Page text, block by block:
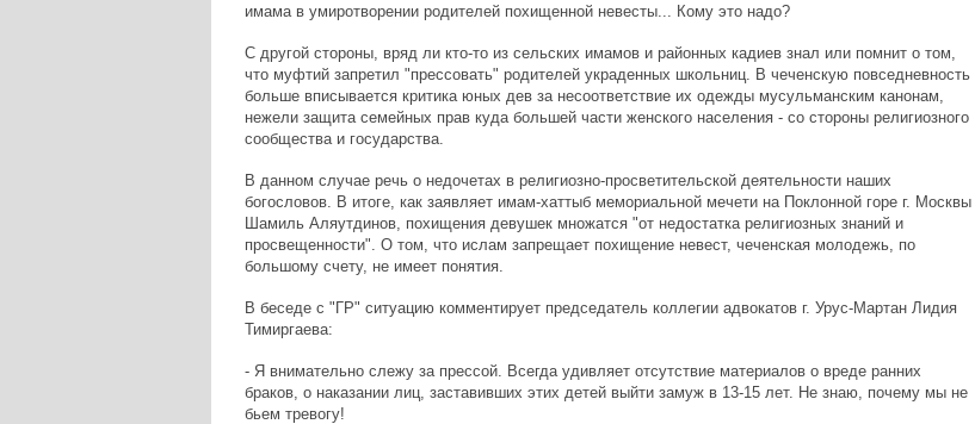
имама в умиротворении родителей похищенной невесты... Кому это надо?
С другой стороны, вряд ли кто-то из сельских имамов и районных кадиев знал или помнит о том,
что муфтий запретил "прессовать" родителей украденных школьниц. В чеченскую повседневность
больше вписывается критика юных дев за несоответствие их одежды мусульманским канонам,
нежели защита семейных прав куда большей части женского населения - со стороны религиозного
сообщества и государства.
В данном случае речь о недочетах в религиозно-просветительской деятельности наших
богословов. В итоге, как заявляет имам-хаттыб мемориальной мечети на Поклонной горе г. Москвы
Шамиль Аляутдинов, похищения девушек множатся "от недостатка религиозных знаний и
просвещенности". О том, что ислам запрещает похищение невест, чеченская молодежь, по
большому счету, не имеет понятия.
В беседе с "ГР" ситуацию комментирует председатель коллегии адвокатов г. Урус-Мартан Лидия
Тимиргаева:
- Я внимательно слежу за прессой. Всегда удивляет отсутствие материалов о вреде ранних
браков, о наказании лиц, заставивших этих детей выйти замуж в 13-15 лет. Не знаю, почему мы не
бьем тревогу!